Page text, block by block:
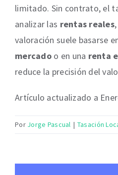
limitado. Sin contrato, el
analizar las rentas reales
valoración suele basarse
mercadoo en una renta
reduce la precisión del
Artículo actualizado a
Por Jorge Pascual | Tasación